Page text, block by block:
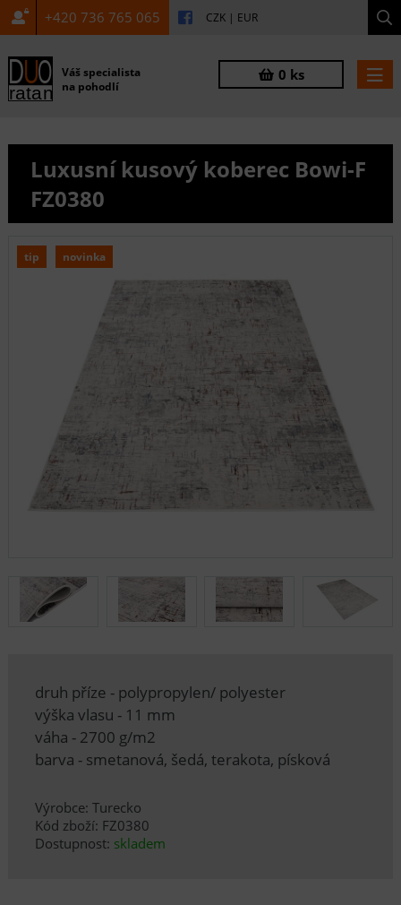
+420 736 765 065 CZK | EUR
Váš specialista
na pohodlí
0 ks
Luxusní kusový koberec Bowi-F
FZ0380
tip novinka
druh příze - polypropylen/ polyester
výška vlasu - 11 mm
váha - 2700 g/m2
barva - smetanová, šedá, terakota, písková
Výrobce: Turecko
Kód zboží: FZ0380
Dostupnost: skladem